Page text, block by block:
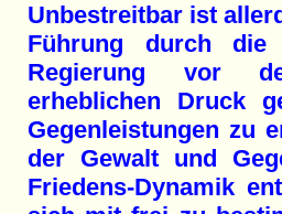
Unbestreitbar ist
Führung durch die
Regierung vor
erheblichen Druck
Gegenleistungen zu
der Gewalt und
Friedens-Dynamik